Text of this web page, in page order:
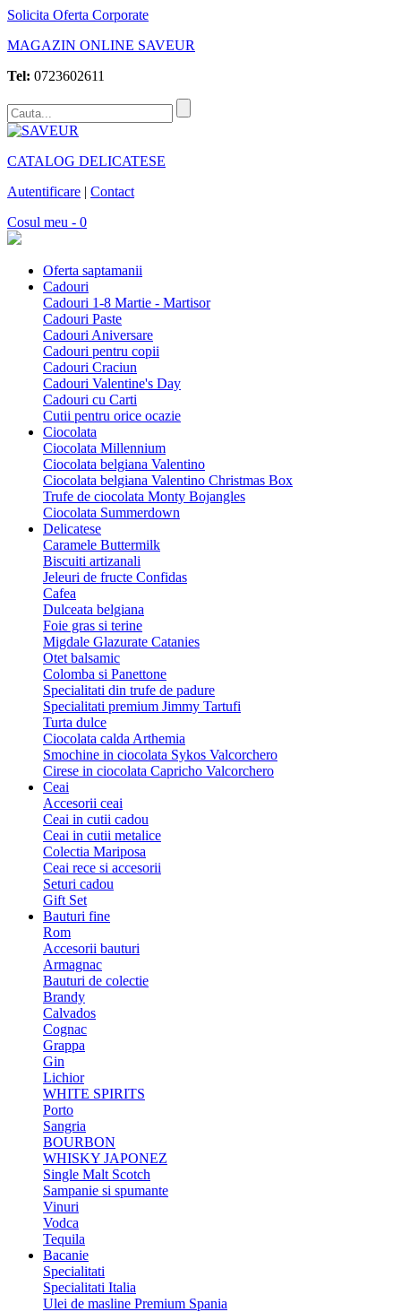
Solicita Oferta Corporate
MAGAZIN ONLINE SAVEUR
Tel: 0723602611
CATALOG DELICATESE
Autentificare | Contact
Cosul meu - 0
Oferta saptamanii
Cadouri
Cadouri 1-8 Martie - Martisor
Cadouri Paste
Cadouri Aniversare
Cadouri pentru copii
Cadouri Craciun
Cadouri Valentine's Day
Cadouri cu Carti
Cutii pentru orice ocazie
Ciocolata
Ciocolata Millennium
Ciocolata belgiana Valentino
Ciocolata belgiana Valentino Christmas Box
Trufe de ciocolata Monty Bojangles
Ciocolata Summerdown
Delicatese
Caramele Buttermilk
Biscuiti artizanali
Jeleuri de fructe Confidas
Cafea
Dulceata belgiana
Foie gras si terine
Migdale Glazurate Catanies
Otet balsamic
Colomba si Panettone
Specialitati din trufe de padure
Specialitati premium Jimmy Tartufi
Turta dulce
Ciocolata calda Arthemia
Smochine in ciocolata Sykos Valcorchero
Cirese in ciocolata Capricho Valcorchero
Ceai
Accesorii ceai
Ceai in cutii cadou
Ceai in cutii metalice
Colectia Mariposa
Ceai rece si accesorii
Seturi cadou
Gift Set
Bauturi fine
Rom
Accesorii bauturi
Armagnac
Bauturi de colectie
Brandy
Calvados
Cognac
Grappa
Gin
Lichior
WHITE SPIRITS
Porto
Sangria
BOURBON
WHISKY JAPONEZ
Single Malt Scotch
Sampanie si spumante
Vinuri
Vodca
Tequila
Bacanie
Specialitati
Specialitati Italia
Ulei de masline Premium Spania